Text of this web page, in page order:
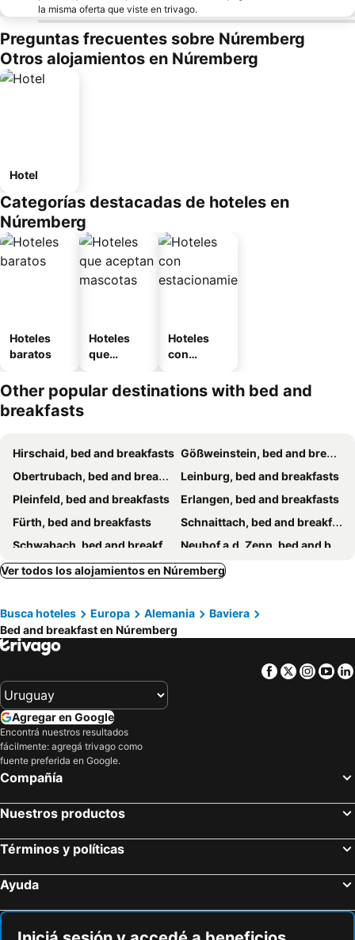
la misma oferta que viste en trivago.
Preguntas frecuentes sobre Núremberg
Otros alojamientos en Núremberg
Hotel
Categorías destacadas de hoteles en
Núremberg
Hoteles
baratos
Hoteles
que
mascotas
Hoteles
con
miento
Other popular destinations with bed and
breakfasts
Hirschaid, bed and breakfasts Gößweinstein, bed and breakfasts
Obertrubach, bed and breakfasts
Leinburg, bed and breakfasts
Pleinfeld, bed and breakfasts
Erlangen, bed and breakfasts
Fürth, bed and breakfasts
Schnaittach, bed and breakfasts
Schwabach, bed and breakfasts
Neuhof a.d. Zenn, bed and breakfasts
Etzelwang, bed and breakfasts
Heroldsberg, bed and breakfasts
Mühlhausen, bed and breakfasts
Egloffstein, bed and breakfasts
Schwanstetten, bed and breakfasts
Ver todos los alojamientos en Núremberg
Busca hoteles Europa Alemania
Baviera
Bed and breakfast en Núremberg
Facebook
Twitter
Agregar en Google
Encontrá nuestros resultados
fácilmente: agregá trivago como
fuente preferida en Google.
Compañía
Nuestros productos
Términos y políticas
Ayuda